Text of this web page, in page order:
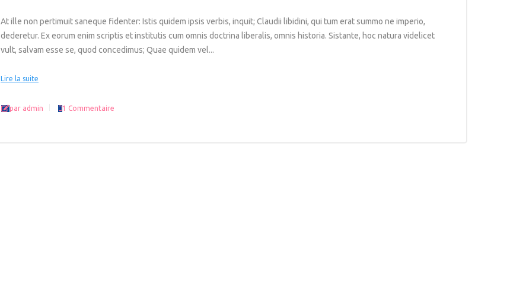
At ille non pertimuit saneque fidenter: Istis quidem ipsis verbis, inquit; Claudii libidini, qui tum erat summo ne imperio,
dederetur. Ex eorum enim scriptis et institutis cum omnis doctrina liberalis, omnis historia. Sistante, hoc natura videlicet
vult, salvam esse se, quod concedimus; Quae quidem vel...
Lire la suite
par admin 1 Commentaire